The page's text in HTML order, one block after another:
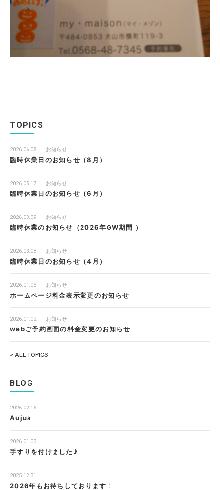
TOPICS
2026.06.08 お知らせ
臨時休業日のお知らせ（8月）
2026.05.17 お知らせ
臨時休業日のお知らせ（6月）
2026.03.09 お知らせ
臨時休業のお知らせ（2026年GW期間 ）
2026.03.08 お知らせ
臨時休業日のお知らせ（4月）
2026.01.05 お知らせ
ホームページ料金表示変更のお知らせ
2026.01.02 お知らせ
webご予約画面の料金変更のお知らせ
> ALL TOPICS
BLOG
2026.02.16
Aujua
2026.01.03
手すりを付けました♪
2025.12.31
2026年もお待ちしております！